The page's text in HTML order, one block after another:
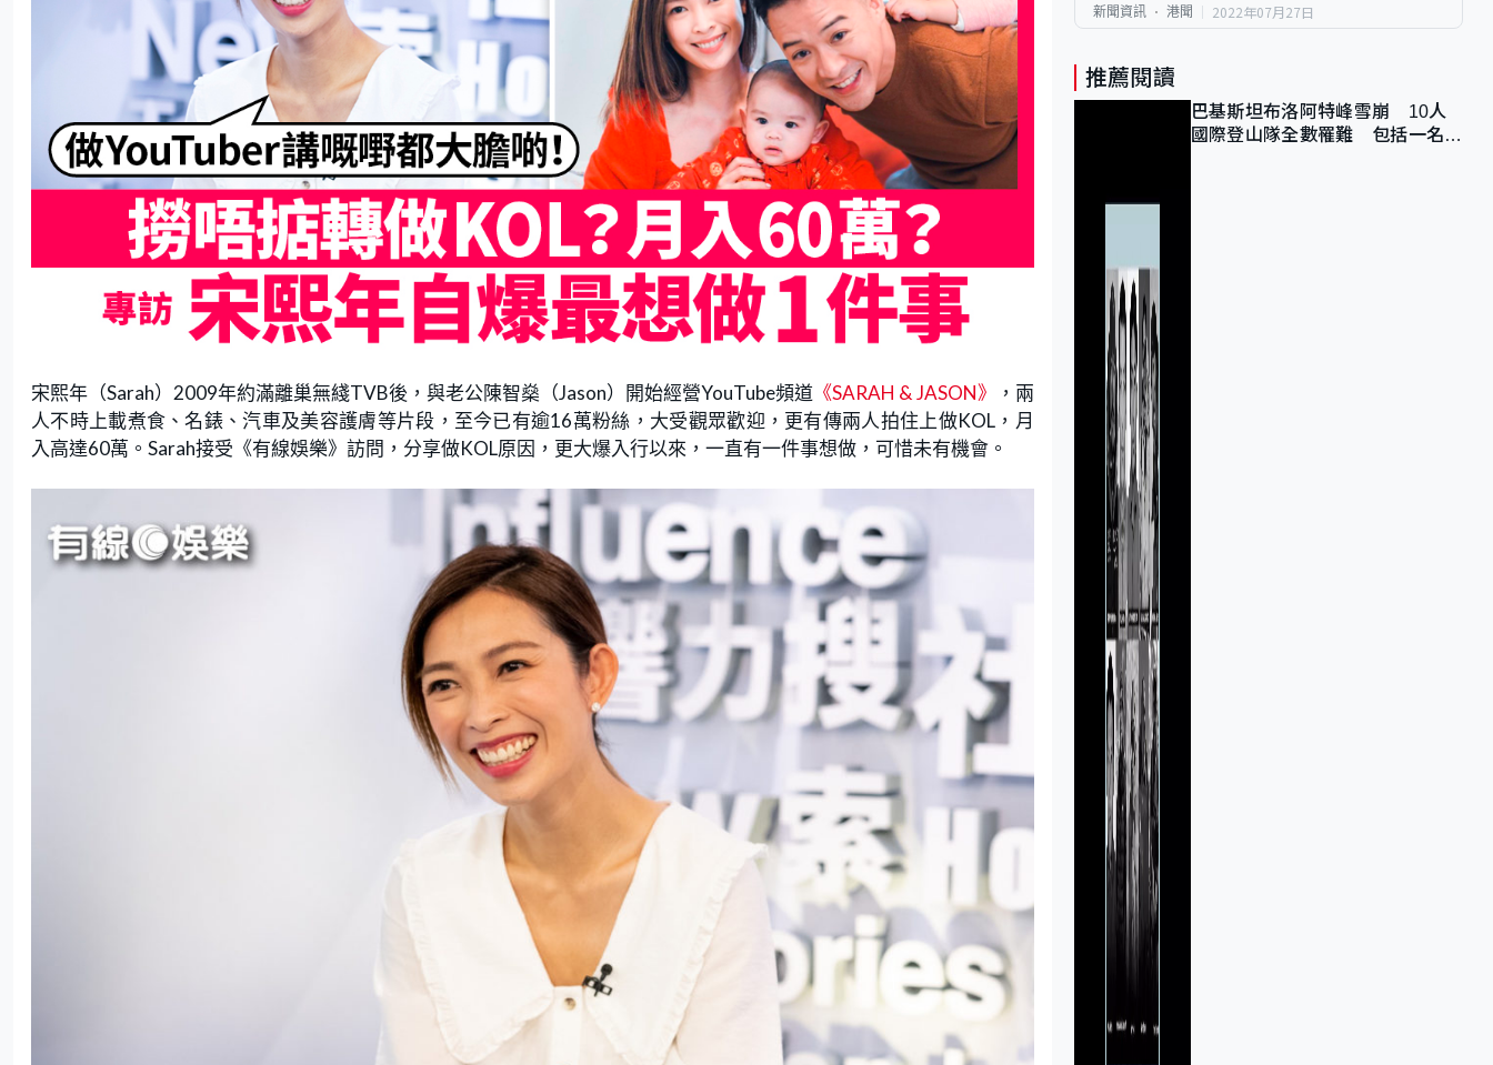
宋熙年（Sarah）2009年約滿離巢無綫TVB後，與老公陳智燊（Jason）開始經營YouTube頻道 《SARAH & JASON》
，兩
人不時上載煮食、名錶、汽車及美容護膚等片段，至今已有逾16萬粉絲，大受觀眾歡迎，更有傳兩人拍住上做KOL，月
入高達60萬。Sarah接受《有線娛樂》訪問，分享做KOL原因，更大爆入行以來，一直有一件事想做，可惜未有機會。
新聞資訊 港聞 2022年07月27日
推薦閱讀
巴基斯坦布洛阿特峰雪崩 10人
國際登山隊全數罹難 包括一名中